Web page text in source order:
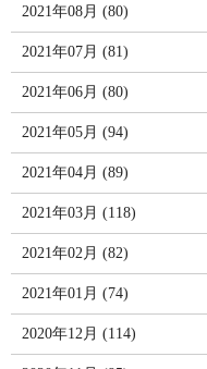
2021年08月 (80)
2021年07月 (81)
2021年06月 (80)
2021年05月 (94)
2021年04月 (89)
2021年03月 (118)
2021年02月 (82)
2021年01月 (74)
2020年12月 (114)